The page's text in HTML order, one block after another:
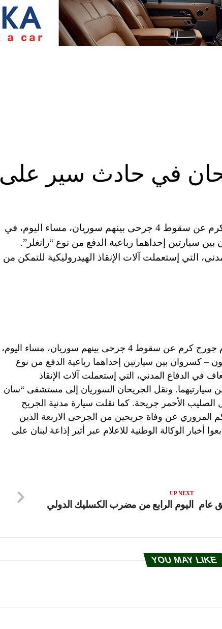
في حادث سير على
وطنية -افاد مندوب الوكالة الوطنية للاعلام جورج كرم عن سقوط 4 جرحى بينهم سوريان، مساء اليوم، في
إحداهما رباعية الدفع من نوع “رانغلر”.
التي إستعملت آلات الإنقاذ الهيدروليكية للتمكن من
وطنية -افاد مندوب الوكالة الوطنية للاعلام جورج كرم عن سقوط 4 جرحى بينهم سوريان، مساء اليوم،
كسروان بين سيارتين إحداهما رباعية الدفع من نوع
في الدفاع المدني، التي إستعملت آلات الإنقاذ
سيارتيهما. ونقل الجريحان السوريان إلى مستشفى “سان
الصليب الأحمر جريحة. كما نقلت سيارة مدنية الجريح
المروري عن وفاة جريحين من الجرحى الاربعة الذين
أخبار الوكالة الوطنية للاعلام عبر أثير إذاعة لبنان على
UP NEXT
اليوم الرابع من مضرب الكسليك الدولي
عام
YOU MAY LIKE